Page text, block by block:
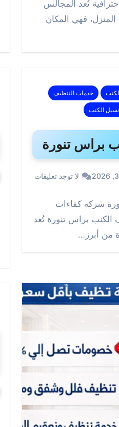
تُعد المجالس
فهي المكان
خدمات التنظيف
الكنب
براس تنورة
لا توجد تعليقات
شركة كفاءات
الكنب براس تنورة تُعد
من أبرز…